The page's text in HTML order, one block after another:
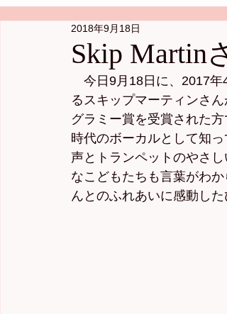
Skip Martin
2018年9月18日
今日9月18日に、2017年
るスキップマーティンさ
グラミー賞を受賞された
時代のボーカルとして知
声とトランペットのやさ
なこどもたちも言葉がわ
んとのふれあいに感動し